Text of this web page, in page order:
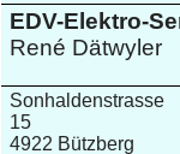
EDV-Elektro-
René Dätwyler
Sonhaldenstrasse
15
4922 Bützberg